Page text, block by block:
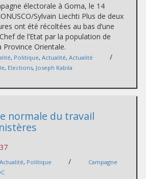
électorale à Goma, le 14
Sylvain Liechti Plus de deux
ont été récoltées au bas d’une
de l’Etat par la population de
Province Orientale.
, Politique, Actualité, Actualité /
, Elections, Joseph Kabila
normale du travail
Actualité, Politique /
Campagne